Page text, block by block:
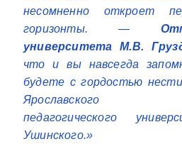
несомненно откроет
горизонты. —
университета М.В.
что и вы навсегда
будете с гордостью нести
Ярославского
педагогического
Ушинского.»